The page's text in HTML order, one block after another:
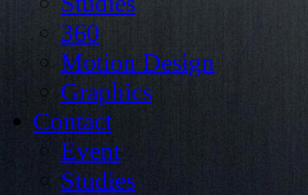
360
Motion Design
Graphics
Contact
Event
Studies